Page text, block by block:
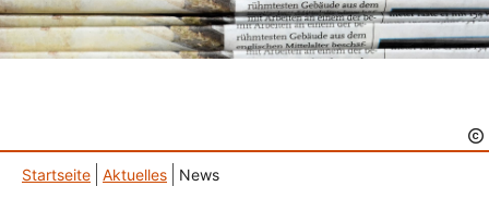
Startseite Aktuelles News